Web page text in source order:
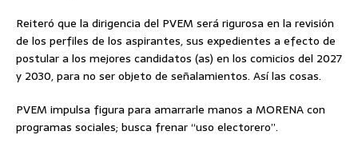
Reiteró que la dirigencia del PVEM será rigurosa en la revisión
de los perfiles de los aspirantes, sus expedientes a efecto de
postular a los mejores candidatos (as) en los comicios del 2027
y 2030, para no ser objeto de señalamientos. Así las cosas.
PVEM impulsa figura para amarrarle manos a MORENA con
programas sociales; busca frenar “uso electorero”.